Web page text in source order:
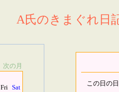
A氏のきまぐれ日
次の月
Fri Sat
この日の